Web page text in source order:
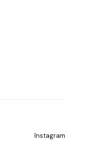
Instagram